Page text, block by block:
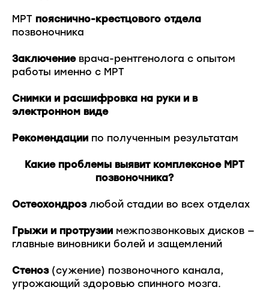
МРТ пояснично-крестцового отдела
позвоночника
Заключение врача-рентгенолога с опытом
работы именно с МРТ
Снимки и расшифровка на руки и в
электронном виде
Рекомендации по полученным результатам
Какие проблемы выявит комплексное МРТ
позвоночника?
Остеохондрозлюбой стадии во всех отделах
Грыжи и протрузии межпозвонковых дисков —
главные виновники болей и защемлений
Стеноз(сужение) позвоночного канала,
угрожающий здоровью спинного мозга.